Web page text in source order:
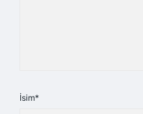
İsim*